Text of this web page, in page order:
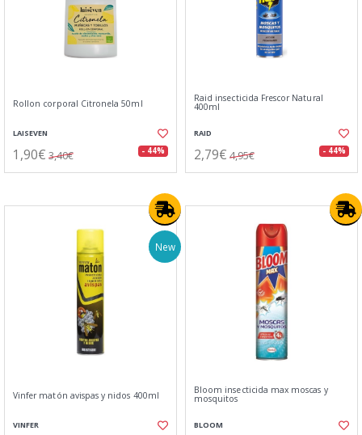
Rollon corporal Citronela 50ml
LAISEVEN
1,90€ 3,40€ - 44%
Raid insecticida Frescor Natural
400ml
RAID
2,79€ 4,95€ - 44%
New
Vinfer matón avispas y nidos 400ml
VINFER
Bloom insecticida max moscas y
mosquitos
BLOOM